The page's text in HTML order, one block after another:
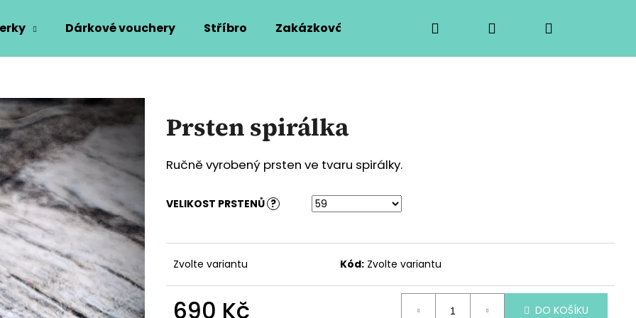
Dárkové vouchery Stříbro Zakázková výroba O mně Kontaktní formulář
Přihlášení
Prsten spirálka
Ručně vyrobený prsten ve tvaru spirálky.
VELIKOST PRSTENŮ ?
Zvolte variantu Kód: Zvolte variantu
690 Kč DO KOŠÍKU
HLEDAT
Doporučujeme